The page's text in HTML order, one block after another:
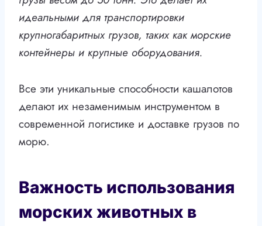
идеальными для транспортировки
крупногабаритных грузов, таких как морские
контейнеры и крупные оборудования.
Все эти уникальные способности кашалотов
делают их незаменимым инструментом в
современной логистике и доставке грузов по
морю.
Важность использования
морских животных в